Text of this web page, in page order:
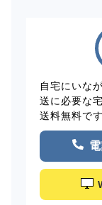
自宅にいな
送に必要な
送料無料です